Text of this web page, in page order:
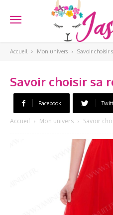
Accueil Mon univers Savoir choisir
Savoir choisir sa
Facebook
Accueil Mon univers Savoir